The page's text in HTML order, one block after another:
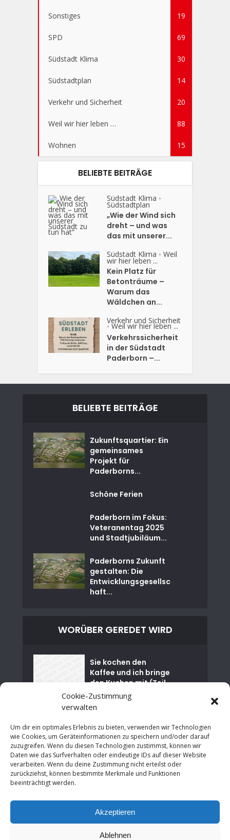
Cookie-Zustimmung
verwalten
Um dir ein optimales Erlebnis zu bieten, verwenden wir Technologien
wie Cookies, um Geräteinformationen zu speichern und/oder darauf
zuzugreifen. Wenn du diesen Technologien zustimmst, können wir
Daten wie das Surfverhalten oder eindeutige IDs auf dieser Website
verarbeiten. Wenn du deine Zustimmung nicht erteilst oder
zurückziehst, können bestimmte Merkmale und Funktionen
beeinträchtigt werden.
Akzeptieren
Ablehnen
Sonstiges 19
SPD 69
Südstadt Klima 30
Südstadtplan 14
Verkehr und Sicherheit 20
Weil wir hier leben … 88
Wohnen 15
BELIEBTE BEITRÄGE
Südstadt Klima •
Südstadtplan
„Wie der Wind sich
dreht – und was
das mit unserer...
Südstadt Klima • Weil
wir hier leben ...
Kein Platz für
Betonträume –
Warum das
Wäldchen an...
Verkehr und Sicherheit
• Weil wir hier leben ...
Verkehrssicherheit
in der Südstadt
Paderborn –...
BELIEBTE BEITRÄGE
Zukunftsquartier: Ein
gemeinsames
Projekt für
Paderborns...
Schöne Ferien
Paderborn im Fokus:
Veteranentag 2025
und Stadtjubiläum...
Paderborns Zukunft
gestalten: Die
Entwicklungsgesellsc
haft...
WORÜBER GEREDET WIRD
Sie kochen den
Kaffee und ich bringe
den Kuchen mit (Teil
01)
von Tschernobyl
Es ist Zeit für einen
sozialen Neustart in
NRW
Wirtschaftsrevolutio
n: Neues Denken in
der modernen...